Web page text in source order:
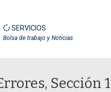
SERVICIOS
Bolsa de trabajo y Noticias
Sección